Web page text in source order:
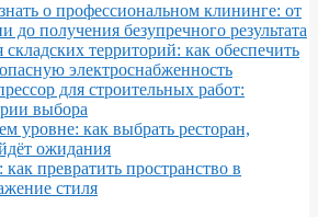
о профессиональном клининге: от
до получения безупречного результата
территорий: как обеспечить
электроснабженность
для строительных работ:
выбора
уровне: как выбрать ресторан,
ожидания
как превратить пространство в
стиля